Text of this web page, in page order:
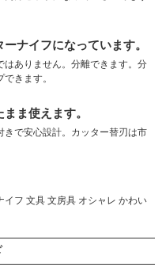
ナイフになっています。
はありません。分離できます。分
きます。
ま使えます。
で安心設計。カッター替刃は市
フ 文具 文房具 オシャレ かわい